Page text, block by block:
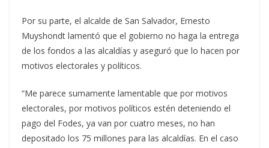
Por su parte, el alcalde de San Salvador, Ernesto
Muyshondt lamentó que el gobierno no haga la entrega
de los fondos a las alcaldías y aseguró que lo hacen por
motivos electorales y políticos.
“Me parece sumamente lamentable que por motivos
electorales, por motivos políticos estén deteniendo el
pago del Fodes, ya van por cuatro meses, no han
depositado los 75 millones para las alcaldías. En el caso